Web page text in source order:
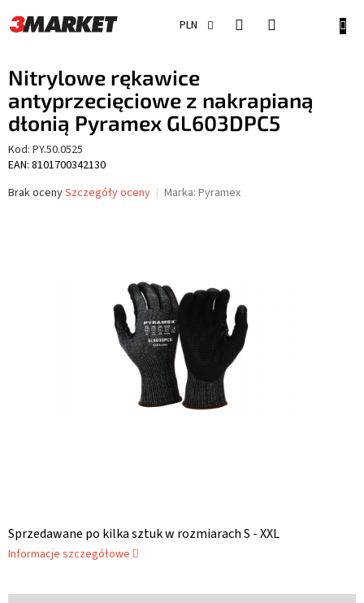
do
treści
PLN
Nitrylowe rękawice
antyprzecięciowe z nakrapianą
dłonią Pyramex GL603DPC5
Kod: PY.50.0525
EAN: 8101700342130
Średnia
Brak ocenySzczegóły oceny Marka: Pyramex
Sprzedawane po kilka sztuk w rozmiarach S - XXL
Informacje szczegółowe